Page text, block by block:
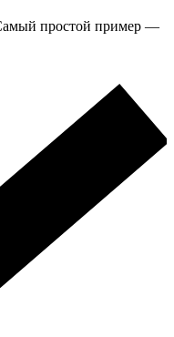
простой пример —